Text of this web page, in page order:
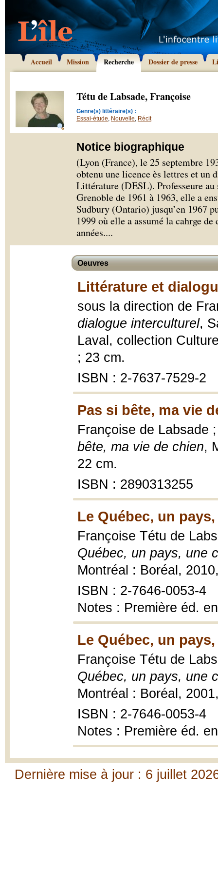
Accueil Mission Recherche Dossier de presse
Tétu de Labsade, Françoise
Genre(s) littéraire(s) :
Essai-étude, Nouvelle, Récit
Notice biographique
(Lyon (France), le 25 septembre
obtenu une licence ès lettres et un
Littérature (DESL). Professeure
Grenoble de 1961 à 1963, elle a
Sudbury (Ontario) jusqu’en 1967
1999 où elle a assumé la cahrge
années....
Oeuvres
Littérature et
sous la direction de
dialogue interculturel,
Laval, collection
; 23 cm.
ISBN : 2-7637-7529-2
Pas si bête, ma vie
Françoise de Labsade
bête, ma vie de chien,
22 cm.
ISBN : 2890313255
Le Québec, un
Françoise Tétu de
Québec, un pays, une
Montréal : Boréal,
ISBN : 2-7646-0053-4
Notes : Première éd.
Le Québec, un
Françoise Tétu de
Québec, un pays, une
Montréal : Boréal,
ISBN : 2-7646-0053-4
Notes : Première éd.
Dernière mise à jour : 6 juillet